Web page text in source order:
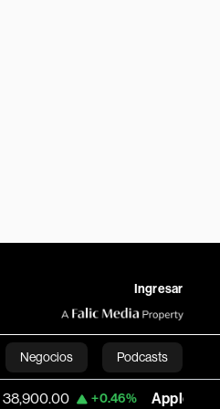
Ingresar
Negocios Podcasts
+0.46% Apple 313.305